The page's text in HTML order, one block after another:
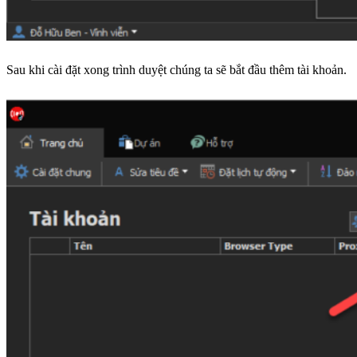
Sau khi cài đặt xong trình duyệt chúng ta sẽ bắt đầu thêm tài khoản.